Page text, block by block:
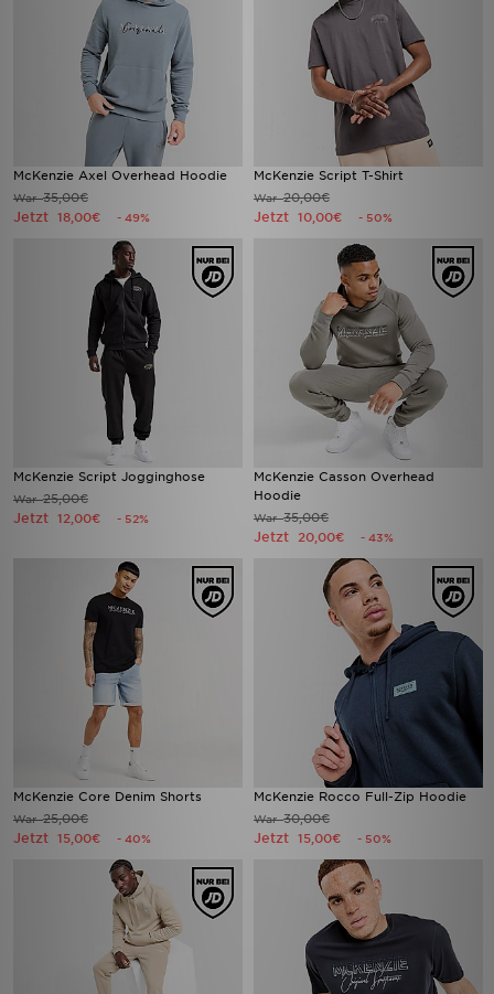
McKenzie Axel Overhead Hoodie
War35,00€
Jetzt 18,00€ - 49%
McKenzie Script T-Shirt
War20,00€
Jetzt 10,00€ - 50%
McKenzie Script Jogginghose
War25,00€
Jetzt 12,00€ - 52%
McKenzie Casson Overhead
Hoodie
War35,00€
Jetzt 20,00€ - 43%
McKenzie Core Denim Shorts
War25,00€
Jetzt 15,00€ - 40%
McKenzie Rocco Full-Zip Hoodie
War30,00€
Jetzt 15,00€ - 50%